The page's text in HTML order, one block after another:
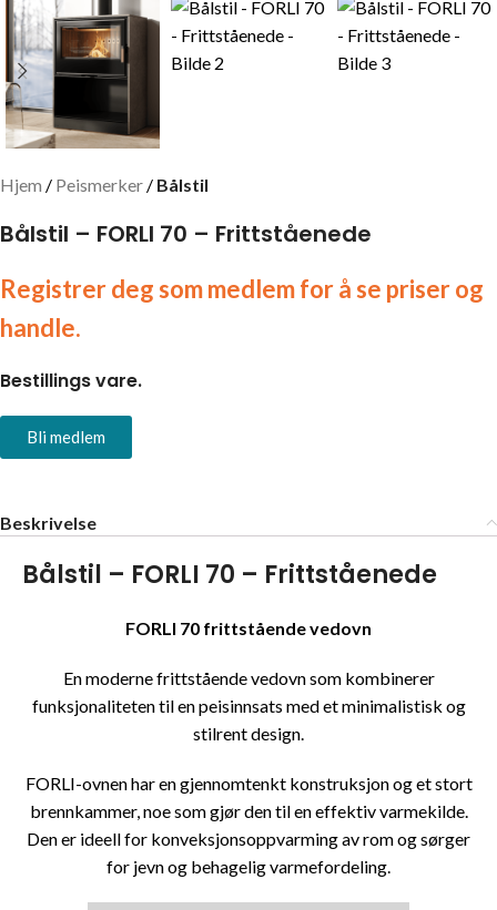
Hjem Peismerker Bålstil
Bålstil – FORLI 70 – Frittståenede
Registrer deg som medlem for å se priser og
handle.
Bestillings vare.
Bli medlem
Beskrivelse
Bålstil – FORLI 70 – Frittståenede
FORLI 70 frittstående vedovn
En moderne frittstående vedovn som kombinerer
funksjonaliteten til en peisinnsats med et minimalistisk og
stilrent design.
FORLI-ovnen har en gjennomtenkt konstruksjon og et stort
brennkammer, noe som gjør den til en effektiv varmekilde.
Den er ideell for konveksjonsoppvarming av rom og sørger
for jevn og behagelig varmefordeling.